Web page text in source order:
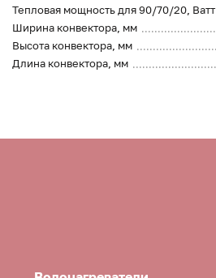
Тепловая мощность для 90/70/20, Ватт
Ширина конвектора, мм
Высота конвектора, мм
Длина конвектора, мм